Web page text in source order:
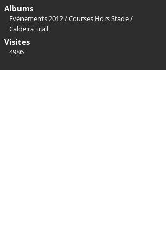
Albums
Evénements 2012/Courses Hors Stade/
Caldeira Trail
Visites
4986